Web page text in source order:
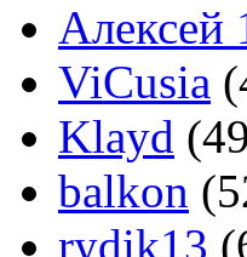
Алексей
ViCusia
Klayd
balkon
rydik13